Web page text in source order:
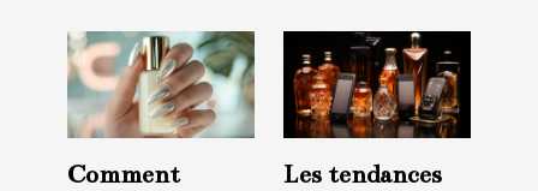
Comment
Les tendances